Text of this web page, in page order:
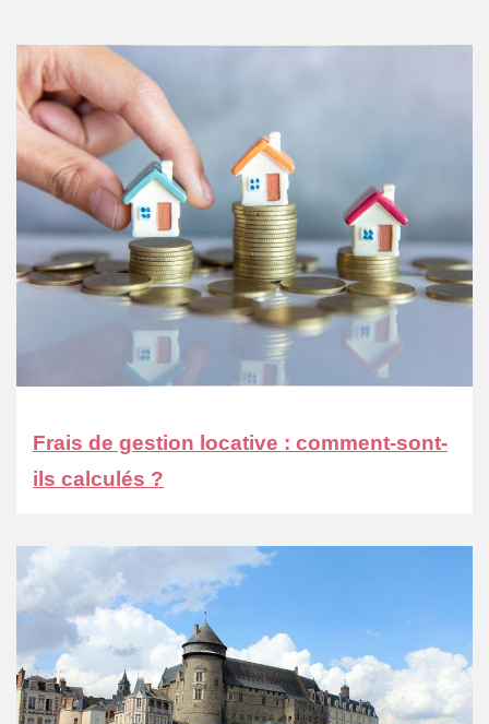
Frais de gestion locative : comment-sont-
ils calculés ?